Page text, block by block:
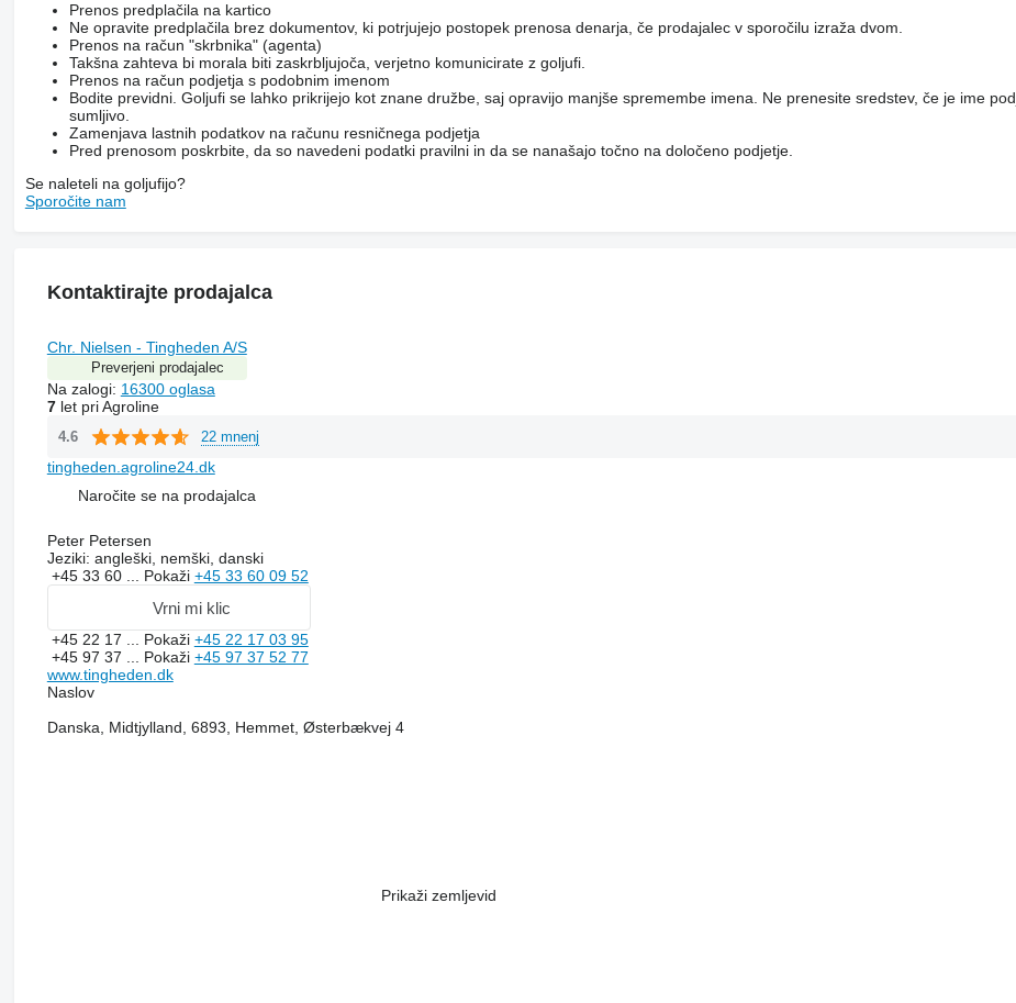
Prenos predplačila na kartico
Ne opravite predplačila brez dokumentov, ki potrjujejo postopek prenosa denarja, če prodajalec v sporočilu izraža dvom.
Prenos na račun "skrbnika" (agenta)
Takšna zahteva bi morala biti zaskrbljujoča, verjetno komunicirate z goljufi.
Prenos na račun podjetja s podobnim imenom
Bodite previdni. Goljufi se lahko prikrijejo kot znane družbe, saj opravijo manjše spremembe imena. Ne prenesite sredstev, če je ime
sumljivo.
Zamenjava lastnih podatkov na računu resničnega podjetja
Pred prenosom poskrbite, da so navedeni podatki pravilni in da se nanašajo točno na določeno podjetje.
Se naleteli na goljufijo?
Sporočite nam
Kontaktirajte prodajalca
Chr. Nielsen - Tingheden A/S
Preverjeni prodajalec
Na zalogi: 16300 oglasa
7let pri Agroline
4.6 22 mnenj
tingheden.agroline24.dk
Naročite se na prodajalca
Peter Petersen
Jeziki: angleški, nemški, danski
+45 33 60 ... Pokaži +45 33 60 09 52
Vrni mi klic
+45 22 17 ... Pokaži +45 22 17 03 95
+45 97 37 ... Pokaži +45 97 37 52 77
www.tingheden.dk
Naslov
Danska, Midtjylland, 6893, Hemmet, Østerbækvej 4
Prikaži zemljevid